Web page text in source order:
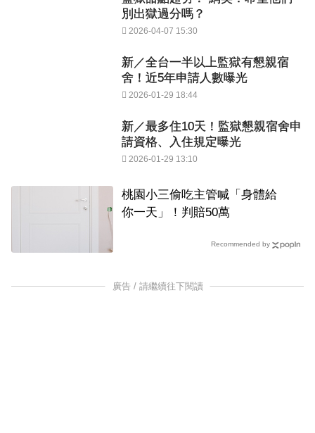
別出獄過分嗎？
2026-04-07 15:30
新／全台一半以上監獄有懇親宿
舍！近5年申請人數曝光
2026-01-29 18:44
新／最多住10天！監獄懇親宿舍申
請資格、入住規定曝光
2026-01-29 13:10
桃園小三偷吃主管喊「身體給
你一天」！判賠50萬
Recommended by
廣告 / 請繼續往下閱讀